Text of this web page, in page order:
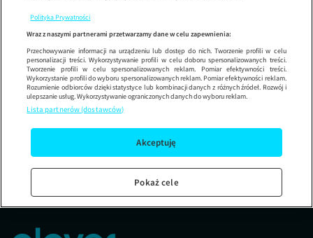
Polityka Prywatności
Wraz z naszymi partnerami przetwarzamy dane w celu zapewnienia:
Przechowywanie informacji na urządzeniu lub dostęp do nich. Tworzenie profili w celu
personalizacji treści. Wykorzystywanie profili w celu doboru spersonalizowanych treści.
Tworzenie profili w celu spersonalizowanych reklam. Pomiar efektywności treści.
Wykorzystanie profili do wyboru spersonalizowanych reklam. Pomiar efektywności reklam.
Rozumienie odbiorców dzięki statystyce lub kombinacji danych z różnych źródeł. Rozwój i
ulepszanie usług. Wykorzystywanie ograniczonych danych do wyboru reklam.
Lista partnerów (dostawców)
Akceptuję
Pokaż cele